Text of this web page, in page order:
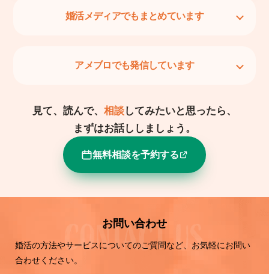
婚活メディアでもまとめています
アメブロでも発信しています
見て、読んで、 相談してみたいと思ったら、
まずはお話ししましょう。
無料相談を予約する
お問い合わせ
婚活の方法やサービスについてのご質問など、お気軽にお問い
合わせください。